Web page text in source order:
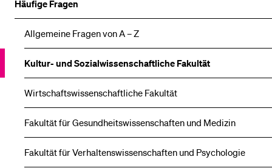
Häufige Fragen
Allgemeine Fragen von A – Z
Kultur- und Sozial­wissenschaftliche Fakultät
Wirtschafts­wissenschaftliche Fakultät
Fakultät für Gesundheitswissenschaften und Medizin
Fakultät für Verhaltenswissenschaften und Psychologie